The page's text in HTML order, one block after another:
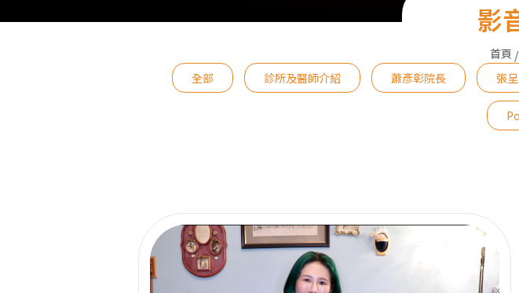
影
首頁
全部
診所及醫師介紹 蕭彥彰院長 張